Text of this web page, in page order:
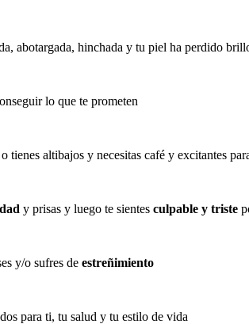
abotargada, hinchada y tu piel ha perdido
lo que te prometen
o tienes altibajos y necesitas café y excitantes
y prisas y luego te sientes culpable y triste
y/o sufres de estreñimiento
para ti, tu salud y tu estilo de vida